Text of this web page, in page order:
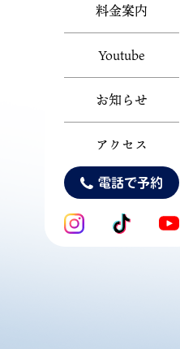
料金案内
Youtube
お知らせ
アクセス
電話で予約